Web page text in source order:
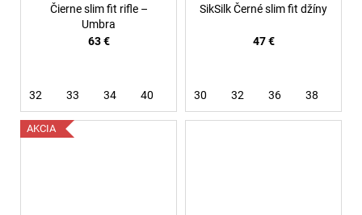
Čierne slim fit rifle –
Umbra
63 €
32 33 34 40
SikSilk Černé slim fit džíny
47 €
30 32 36 38
AKCIA